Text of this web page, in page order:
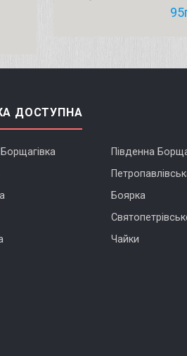
95
ДОСТУПНА
Південна
Боярка
Чайки